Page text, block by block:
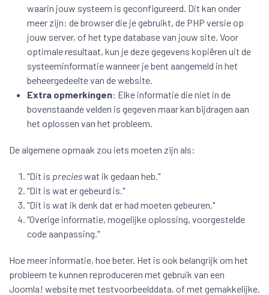
waarin jouw systeem is geconfigureerd. Dit kan onder
meer zijn: de browser die je gebruikt, de PHP versie op
jouw server, of het type database van jouw site. Voor
optimale resultaat, kun je deze gegevens kopiëren uit de
systeeminformatie wanneer je bent aangemeld in het
beheergedeelte van de website.
Extra opmerkingen: Elke informatie die niet in de
bovenstaande velden is gegeven maar kan bijdragen aan
het oplossen van het probleem.
De algemene opmaak zou iets moeten zijn als:
"Dit is precieswat ik gedaan heb."
"Dit is wat er gebeurd is."
"Dit is wat ik denk dat er had moeten gebeuren."
"Overige informatie, mogelijke oplossing, voorgestelde
code aanpassing."
Hoe meer informatie, hoe beter. Het is ook belangrijk om het
probleem te kunnen reproduceren met gebruik van een
Joomla! website met testvoorbeelddata, of met gemakkelijke,